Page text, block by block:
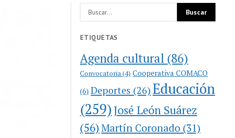
ETIQUETAS
Agenda cultural (86)
Convocatoria (4) Cooperativa COMACO
(6) Deportes (26)Educación
(259)José León Suárez
(56)Martín Coronado (31)